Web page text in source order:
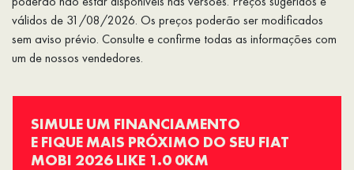
válidos de 31/08/2026. Os preços poderão ser modificados
sem aviso prévio. Consulte e confirme todas as informações com
um de nossos vendedores.
SIMULE UM FINANCIAMENTO
E FIQUE MAIS PRÓXIMO DO SEU FIAT
MOBI 2026 LIKE 1.0 0KM